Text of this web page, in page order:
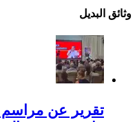
وثائق البدیل
تقرير عن مراسم